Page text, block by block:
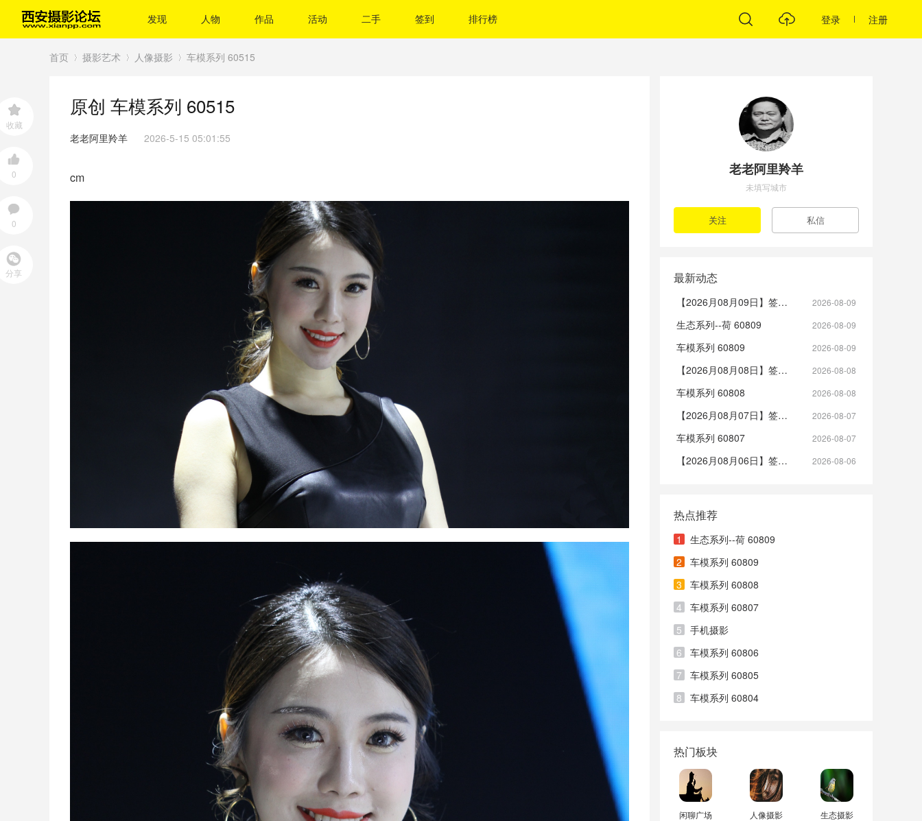
发现 人物 作品 活动 二手 签到 排行榜 登录 注册
首页
›
摄影艺术
›
人像摄影 车模系列 60515
收藏
0
0
分享
原创 车模系列 60515
老老阿里羚羊 2026-5-15 05:01:55
cm 老老阿里羚羊
未填写城市
最新动态
2026-08-09
【2026月08月09日】签到帖
2026-08-09
生态系列--荷 60809
2026-08-09
车模系列 60809
2026-08-08
【2026月08月08日】签到帖
2026-08-08
车模系列 60808
2026-08-07
【2026月08月07日】签到帖
2026-08-07
车模系列 60807
2026-08-06
【2026月08月06日】签到帖
热点推荐
1
生态系列--荷 60809
2
车模系列 60809
3
车模系列 60808
4
车模系列 60807
5
手机摄影
6
车模系列 60806
7
车模系列 60805
8
车模系列 60804
热门板块
闲聊广场 人像摄影 生态摄影